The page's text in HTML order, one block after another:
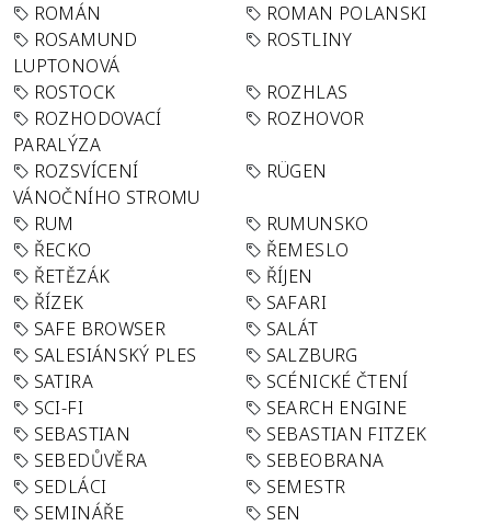
ROMÁN
ROMAN POLANSKI
ROSAMUND
LUPTONOVÁ
ROSTLINY
ROSTOCK
ROZHLAS
ROZHODOVACÍ
PARALÝZA
ROZHOVOR
ROZSVÍCENÍ
VÁNOČNÍHO STROMU
RÜGEN
RUM
RUMUNSKO
ŘECKO
ŘEMESLO
ŘETĚZÁK
ŘÍJEN
ŘÍZEK
SAFARI
SAFE BROWSER
SALÁT
SALESIÁNSKÝ PLES
SALZBURG
SATIRA
SCÉNICKÉ ČTENÍ
SCI-FI
SEARCH ENGINE
SEBASTIAN
SEBASTIAN FITZEK
SEBEDŮVĚRA
SEBEOBRANA
SEDLÁCI
SEMESTR
SEMINÁŘE
SEN